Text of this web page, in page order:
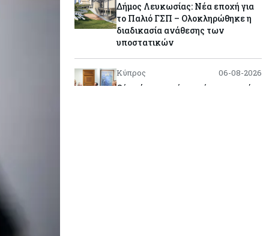
Δήμος Λευκωσίας: Νέα εποχή για
το Παλιό ΓΣΠ – Ολοκληρώθηκε η
διαδικασία ανάθεσης των
υποστατικών
Κύπρος 06-08-2026
Ούτε άσπρος ούτε μαύρος καπνός